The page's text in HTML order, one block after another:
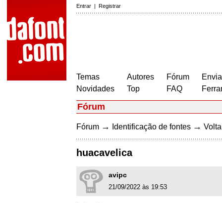
Entrar | Registrar
Temas
Novidades
Autores
Top
Fórum
FAQ
Fórum
Fórum → Identificação de fontes →
huacavelica
avipc
21/09/2022 às 19:53